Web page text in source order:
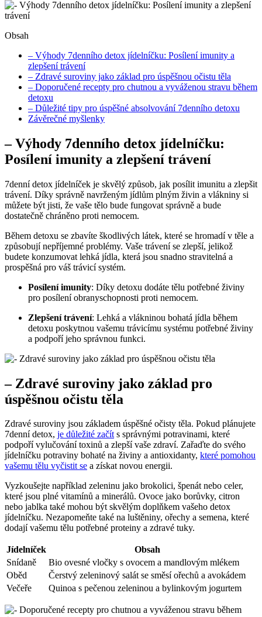
Obsah
– Výhody 7denního detox jídelníčku: Posílení imunity a
zlepšení trávení
– Zdravé suroviny jako základ pro úspěšnou očistu těla
– Doporučené recepty pro chutnou a vyváženou stravu během
detoxu
– Důležité tipy pro úspěšné absolvování 7denního detoxu
Závěrečné myšlenky
– Výhody 7denního detox jídelníčku:
Posílení imunity a zlepšení trávení
7denní detox jídelníček je skvělý způsob, jak posílit imunitu a zlepšit
trávení. Díky správně navrženým jídlům plným živin a vlákniny si
můžete být jisti, že vaše tělo bude fungovat správně a bude
dostatečně chráněno proti nemocem.
Během detoxu se zbavíte škodlivých látek, které se hromadí v těle a
způsobují nepříjemné problémy. Vaše trávení se zlepší, jelikož
budete konzumovat lehká jídla, která jsou snadno stravitelná a
prospěšná pro váš trávicí systém.
Posílení imunity: Díky detoxu dodáte tělu potřebné živiny
pro posílení obranyschopnosti proti nemocem.
Zlepšení trávení: Lehká a vlákninou bohatá jídla během
detoxu poskytnou vašemu trávicímu systému potřebné živiny
a podpoří jeho správnou funkci.
– Zdravé suroviny jako základ pro
úspěšnou očistu těla
Zdravé suroviny jsou základem úspěšné očisty těla. Pokud plánujete
7denní detox, je důležité začíts správnými potravinami, které
podpoří vylučování toxinů a zlepší vaše zdraví. Zařaďte do svého
jídelníčku potraviny bohaté na živiny a antioxidanty, které pomohou
vašemu tělu vyčistit se a získat novou energii.
Vyzkoušejte například zeleninu jako brokolici, špenát nebo celer,
které jsou plné vitamínů a minerálů. Ovoce jako borůvky, citron
nebo jablka také mohou být skvělým doplňkem vašeho detox
jídelníčku. Nezapomeňte také na luštěniny, ořechy a semena, které
dodají vašemu tělu potřebné proteiny a zdravé tuky.
Jídelníček
Obsah
Snídaně
Bio ovesné vločky s ovocem a mandlovým mlékem
Oběd
Čerstvý zeleninový salát se směsí ořechů a avokádem
Večeře
Quinoa s pečenou zeleninou a bylinkovým jogurtem